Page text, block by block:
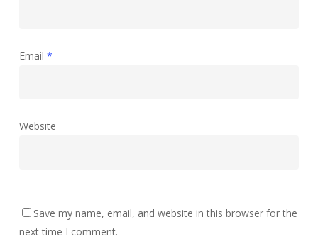
Email *
Website
Save my name, email, and website in this browser for the
next time I comment.